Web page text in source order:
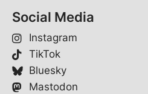
Social Media
Instagram
TikTok
Bluesky
Mastodon